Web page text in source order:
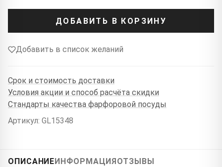
ДОБАВИТЬ В КОРЗИНУ
Добавить в список желаний
Срок и стоимость доставки
Условия акции и способ расчёта скидки
Стандарты качества фарфоровой посуды
Артикул: GL15348
ОПИСАНИЕИНФОРМАЦИЯОТЗЫВЫ